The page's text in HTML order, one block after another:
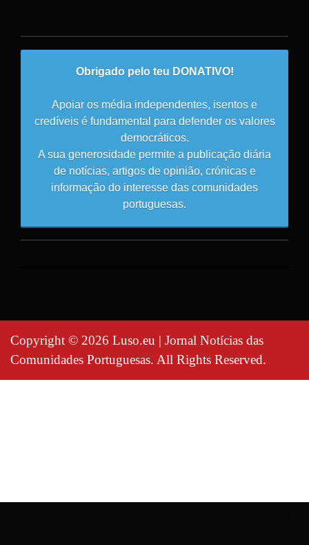
Obrigado pelo teu DONATIVO!
Apoiar os média independentes, isentos e
credíveis é fundamental para defender os valores
democráticos.
A sua generosidade permite a publicação diária
de notícias, artigos de opinião, crónicas e
informação do interesse das comunidades
portuguesas.
Copyright © 2026 Luso.eu | Jornal Notícias das
Comunidades Portuguesas. All Rights Reserved.